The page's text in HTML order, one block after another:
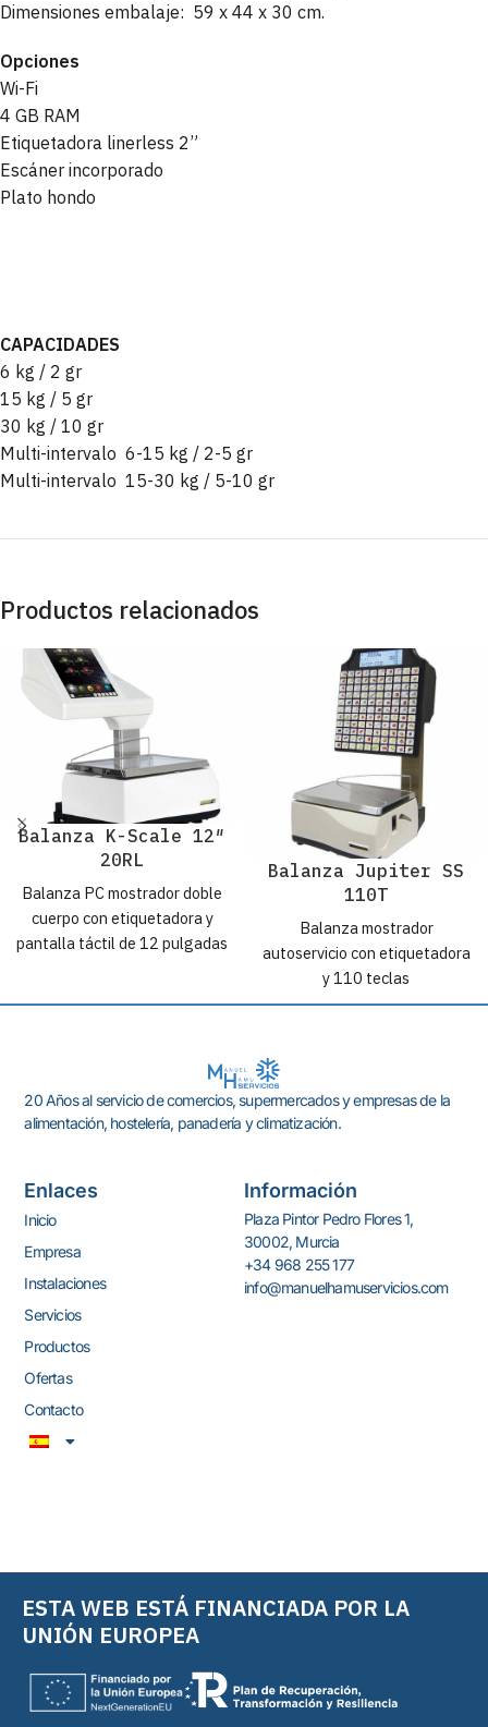
Dimensiones embalaje: 59 x 44 x 30 cm.
Opciones
Wi-Fi
4 GB RAM
Etiquetadora linerless 2”
Escáner incorporado
Plato hondo
CAPACIDADES
6 kg / 2 gr
15 kg / 5 gr
30 kg / 10 gr
Multi-intervalo 6-15 kg / 2-5 gr
Multi-intervalo 15-30 kg / 5-10 gr
Productos relacionados
Balanza K-Scale 12″
20RL
Balanza PC mostrador doble
cuerpo con etiquetadora y
pantalla táctil de 12 pulgadas
Balanza Jupiter SS
110T
Balanza mostrador
autoservicio con etiquetadora
y 110 teclas
20 Años al servicio de comercios, supermercados y empresas de la
alimentación, hostelería, panadería y climatización.
Enlaces
Inicio
Empresa
Instalaciones
Servicios
Productos
Ofertas
Contacto
Información
Plaza Pintor Pedro Flores 1,
30002, Murcia
+34 968 255 177
info@manuelhamuservicios.com
ESTA WEB ESTÁ FINANCIADA POR LA
UNIÓN EUROPEA